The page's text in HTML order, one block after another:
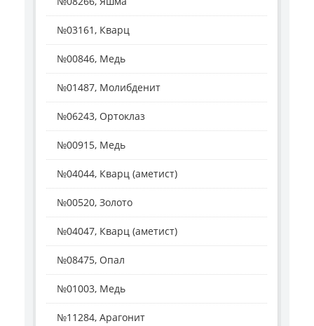
№03161, Кварц
№00846, Медь
№01487, Молибденит
№06243, Ортоклаз
№00915, Медь
№04044, Кварц (аметист)
№00520, Золото
№04047, Кварц (аметист)
№08475, Опал
№01003, Медь
№11284, Арагонит